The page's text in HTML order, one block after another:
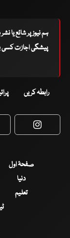
ہم نیوز پر شائع یا
پیشگی اجازت کسی
رابطہ کریں
صفحۂ اول
دنیا
تعلیم